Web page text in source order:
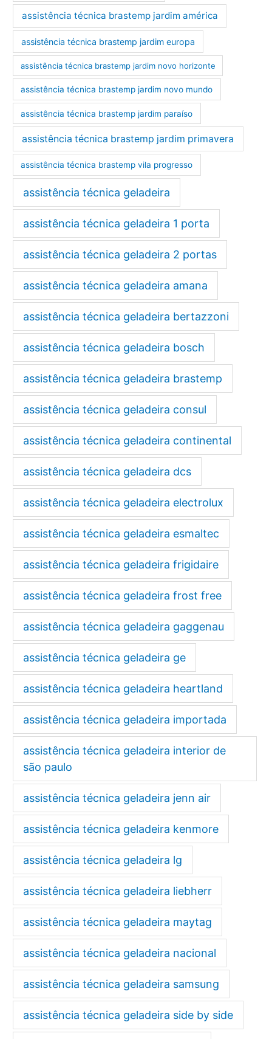
assistência técnica brastemp jardim américa
assistência técnica brastemp jardim europa
assistência técnica brastemp jardim novo horizonte
assistência técnica brastemp jardim novo mundo
assistência técnica brastemp jardim paraíso
assistência técnica brastemp jardim primavera
assistência técnica brastemp vila progresso
assistência técnica geladeira
assistência técnica geladeira 1 porta
assistência técnica geladeira 2 portas
assistência técnica geladeira amana
assistência técnica geladeira bertazzoni
assistência técnica geladeira bosch
assistência técnica geladeira brastemp
assistência técnica geladeira consul
assistência técnica geladeira continental
assistência técnica geladeira dcs
assistência técnica geladeira electrolux
assistência técnica geladeira esmaltec
assistência técnica geladeira frigidaire
assistência técnica geladeira frost free
assistência técnica geladeira gaggenau
assistência técnica geladeira ge
assistência técnica geladeira heartland
assistência técnica geladeira importada
assistência técnica geladeira interior de
são paulo
assistência técnica geladeira jenn air
assistência técnica geladeira kenmore
assistência técnica geladeira lg
assistência técnica geladeira liebherr
assistência técnica geladeira maytag
assistência técnica geladeira nacional
assistência técnica geladeira samsung
assistência técnica geladeira side by side